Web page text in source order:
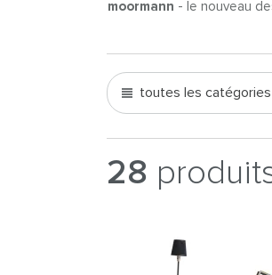
moormann - le nouveau
toutes les catégories
28